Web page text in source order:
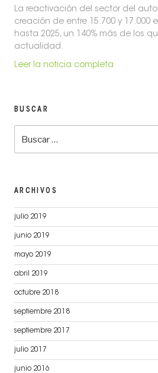
La reactivación del sector del
creación de entre 15.700 y 17.000
hasta 2025, un 140% más de los
actualidad.
Leer la noticia completa
BUSCAR
por:
ARCHIVOS
julio 2019
junio 2019
mayo 2019
abril 2019
octubre 2018
septiembre 2018
septiembre 2017
julio 2017
junio 2016